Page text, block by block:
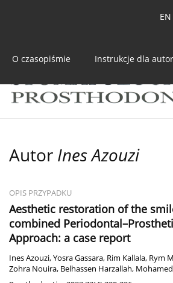
EN
O czasopiśmie Instrukcje dla
Autor Ines Azouzi
OPIS PRZYPADKU
Aesthetic restoration of the
combined
Approach: a case report
Ines Azouzi,Yosra Gassara, Rim Kallala, Rym
Zohra Nouira, Belhassen Harzallah,